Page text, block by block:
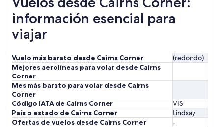
información esencial para
viajar
Vuelo más barato desde Cairns Corner
(redondo)
Mejores aerolíneas para volar desde Cairns
Corner
Mes más barato para volar desde Cairns
Corner
Código IATA de Cairns Corner
VIS
País o estado de Cairns Corner
Lindsay
Ofertas de vuelos desde Cairns Corner
-